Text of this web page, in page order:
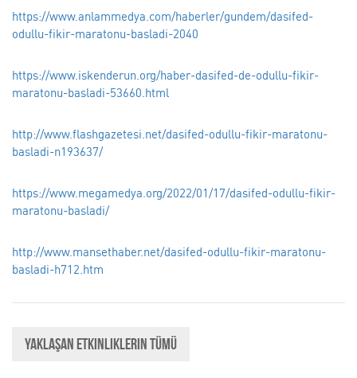
https://www.anlammedya.com/haberler/gundem/dasifed-
odullu-fikir-maratonu-basladi-2040
https://www.iskenderun.org/haber-dasifed-de-odullu-fikir-
maratonu-basladi-53660.html
http://www.flashgazetesi.net/dasifed-odullu-fikir-maratonu-
basladi-n193637/
https://www.megamedya.org/2022/01/17/dasifed-odullu-fikir-
maratonu-basladi/
http://www.mansethaber.net/dasifed-odullu-fikir-maratonu-
basladi-h712.htm
Yaklaşan Etkinliklerin Tümü